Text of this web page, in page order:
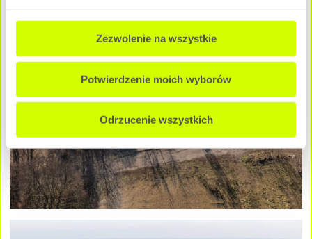
Zezwolenie na wszystkie
Potwierdzenie moich wyborów
Odrzucenie wszystkich